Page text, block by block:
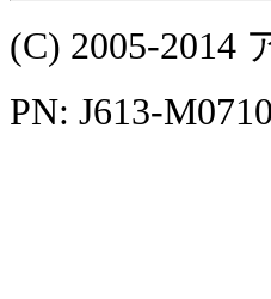
(C) 2005-2014
PN: J613-